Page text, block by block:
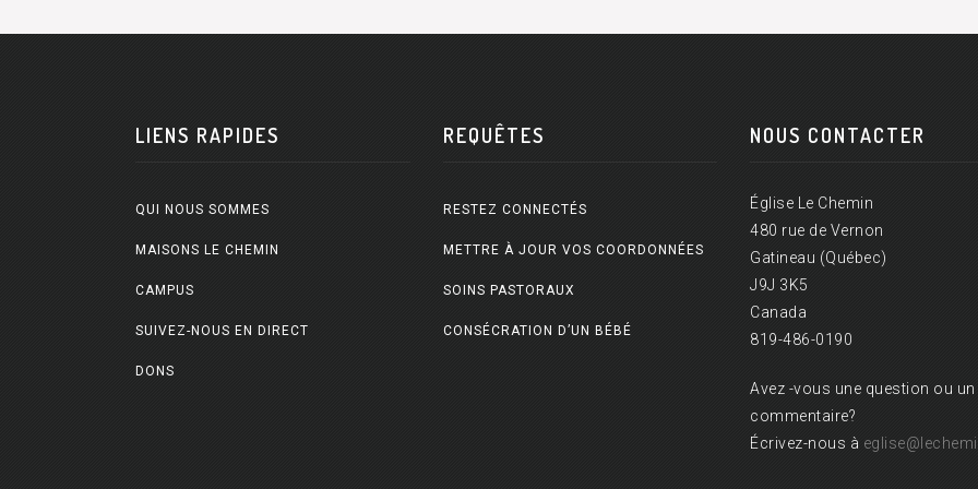
LIENS RAPIDES
QUI NOUS SOMMES
MAISONS LE CHEMIN
CAMPUS
SUIVEZ-NOUS EN DIRECT
DONS
REQUÊTES
RESTEZ CONNECTÉS
METTRE À JOUR VOS COORDONNÉES
SOINS PASTORAUX
CONSÉCRATION D’UN BÉBÉ
NOUS CONTACTER
Église Le Chemin
480 rue de Vernon
Gatineau (Québec)
J9J 3K5
Canada
819-486-0190
Avez -vous une question ou un
commentaire?
Écrivez-nous à